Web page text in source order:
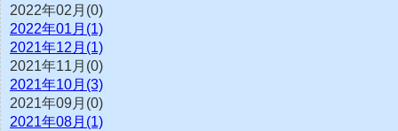
2022年02月(0)
2022年01月(1)
2021年12月(1)
2021年11月(0)
2021年10月(3)
2021年09月(0)
2021年08月(1)